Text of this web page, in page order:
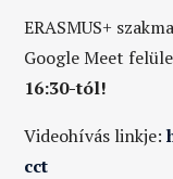
ERASMUS+
Google Meet
16:30-tól!
Videohívás linkje:
cct